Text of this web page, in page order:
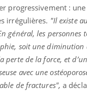
progressivement :
irrégulières. "Il existe
général, les personnes
soit une diminution
perte de la force, et
avec une
de fractures", a